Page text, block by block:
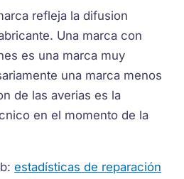
refleja la difusion
Una marca con
es una marca muy
una marca menos
de las averias es la
en el momento de la
estadísticas de reparación